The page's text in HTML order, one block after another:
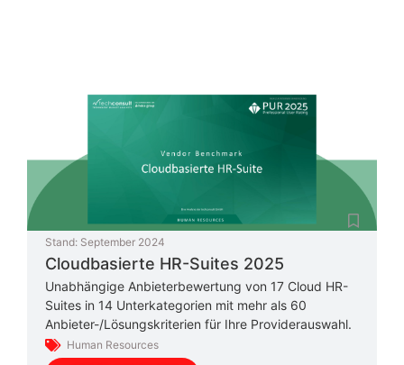
Stand: September 2024
Cloudbasierte HR-Suites 2025
Unabhängige Anbieterbewertung von 17 Cloud HR-
Suites in 14 Unterkategorien mit mehr als 60
Anbieter-/Lösungskriterien für Ihre Providerauswahl.
Human Resources